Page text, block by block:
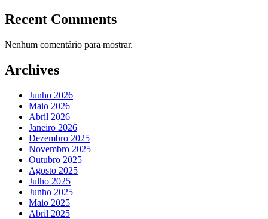
Recent Comments
Nenhum comentário para mostrar.
Archives
Junho 2026
Maio 2026
Abril 2026
Janeiro 2026
Dezembro 2025
Novembro 2025
Outubro 2025
Agosto 2025
Julho 2025
Junho 2025
Maio 2025
Abril 2025